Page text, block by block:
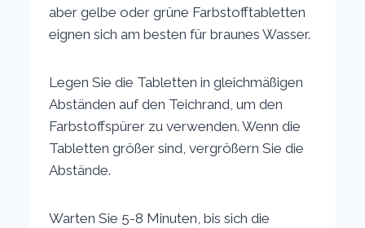
aber gelbe oder grüne Farbstofftabletten
eignen sich am besten für braunes Wasser.
Legen Sie die Tabletten in gleichmäßigen
Abständen auf den Teichrand, um den
Farbstoffspürer zu verwenden. Wenn die
Tabletten größer sind, vergrößern Sie die
Abstände.
Warten Sie 5-8 Minuten, bis sich die